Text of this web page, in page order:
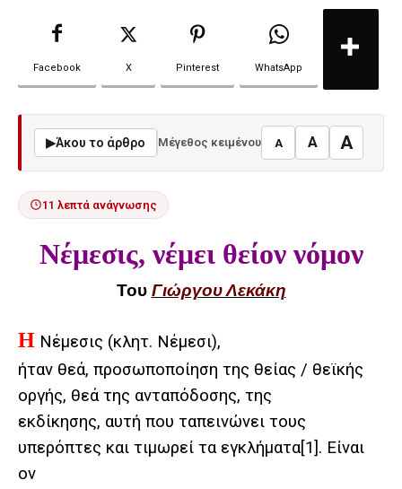
Facebook X Pinterest WhatsApp
▶Άκου το άρθρο Μέγεθος κειμένου A A A
11 λεπτά ανάγνωσης
Νέμεσις, νέμει θείον νόμον
Του Γιώργου Λεκάκη
Η Νέμεσις (κλητ. Νέμεσι),
ήταν θεά, προσωποποίηση της θείας / θεϊκής
οργής, θεά της ανταπόδοσης, της
εκδίκησης, αυτή που ταπεινώνει τους
υπερόπτες και τιμωρεί τα εγκλήματα[1]. Είναι
ον